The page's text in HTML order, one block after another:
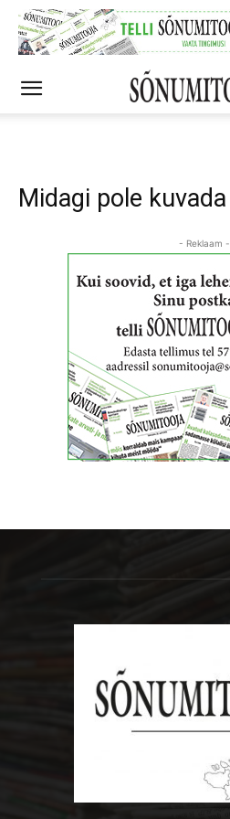
Midagi pole kuvada
- Reklaam -